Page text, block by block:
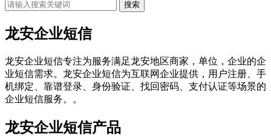
搜索
龙安企业短信
龙安企业短信专注为服务满足龙安地区商家，单位，企业的企
业短信需求。龙安企业短信为互联网企业提供，用户注册、手
机绑定、靠谱登录、身份验证、找回密码、支付认证等场景的
企业短信服务。。
龙安企业短信产品